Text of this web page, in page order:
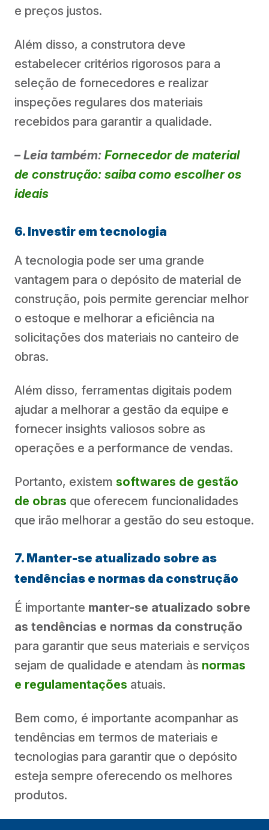
e preços justos.
Além disso, a construtora deve
estabelecer critérios rigorosos para a
seleção de fornecedores e realizar
inspeções regulares dos materiais
recebidos para garantir a qualidade.
– Leia também: Fornecedor de material
de construção: saiba como escolher os
ideais
6. Investir em tecnologia
A tecnologia pode ser uma grande
vantagem para o depósito de material de
construção, pois permite gerenciar melhor
o estoque e melhorar a eficiência na
solicitações dos materiais no canteiro de
obras.
Além disso, ferramentas digitais podem
ajudar a melhorar a gestão da equipe e
fornecer insights valiosos sobre as
operações e a performance de vendas.
Portanto, existem softwares de gestão
de obras que oferecem funcionalidades
que irão melhorar a gestão do seu estoque.
7. Manter-se atualizado sobre as
tendências e normas da construção
É importante manter-se atualizado sobre
as tendências e normas da construção
para garantir que seus materiais e serviços
sejam de qualidade e atendam às normas
e regulamentações atuais.
Bem como, é importante acompanhar as
tendências em termos de materiais e
tecnologias para garantir que o depósito
esteja sempre oferecendo os melhores
produtos.